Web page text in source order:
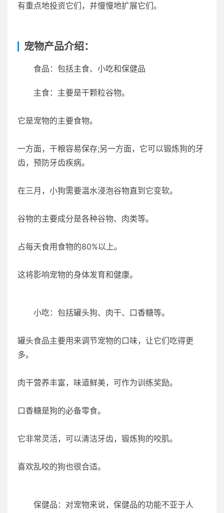
有重点地投资它们，并慢慢地扩展它们。
宠物产品介绍：
食品：包括主食、小吃和保健品
主食：主要是干颗粒谷物。
它是宠物的主要食物。
一方面，干粮容易保存;另一方面，它可以锻炼狗的牙
齿，预防牙齿疾病。
在三月，小狗需要温水浸泡谷物直到它变软。
谷物的主要成分是各种谷物、肉类等。
占每天食用食物的80%以上。
这将影响宠物的身体发育和健康。
小吃：包括罐头狗、肉干、口香糖等。
罐头食品主要用来调节宠物的口味，让它们吃得更
多。
肉干营养丰富，味道鲜美，可作为训练奖励。
口香糖是狗的必备零食。
它非常灵活，可以清洁牙齿，锻炼狗的咬肌。
喜欢乱咬的狗也很合适。
保健品：对宠物来说，保健品的功能不亚于人